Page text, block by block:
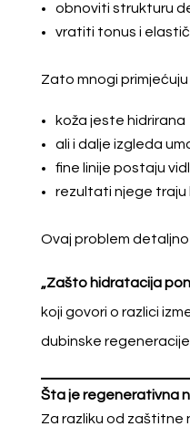
obnoviti strukturu
vratiti tonus i
Zato mnogi primjećuju
koža jeste hidrirana
ali i dalje izgleda
fine linije postaju
rezultati njege traju
Ovaj problem
„Zašto hidratacija
koji govori o razlici
dubinske regeneracije.
Šta je regenerativna
Za razliku od zaštitne